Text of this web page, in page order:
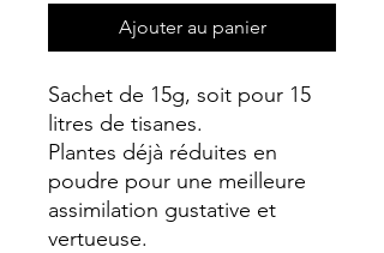
Ajouter au panier
Sachet de 15g, soit pour 15
litres de tisanes.
Plantes déjà réduites en
poudre pour une meilleure
assimilation gustative et
vertueuse.